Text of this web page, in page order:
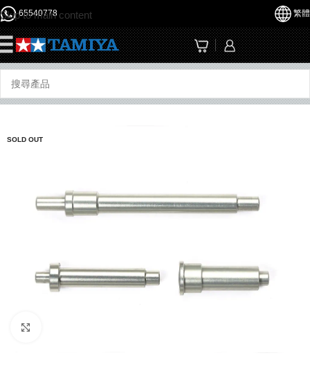
Skip to main content
65540778 繁體
SOLD OUT